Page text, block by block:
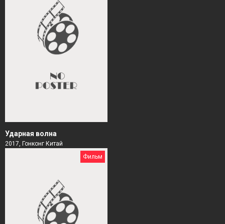
Ударная волна
2017, Гонконг Китай
Фильм